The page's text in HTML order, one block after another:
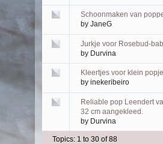
Schoonmaken van
by JaneG
Jurkje voor Rosebud-
by Durvina
Kleertjes voor klein popje
by inekeribeiro
Reliable pop Leendert
32 cm aangekleed.
by Durvina
Topics: 1 to 30 of 88